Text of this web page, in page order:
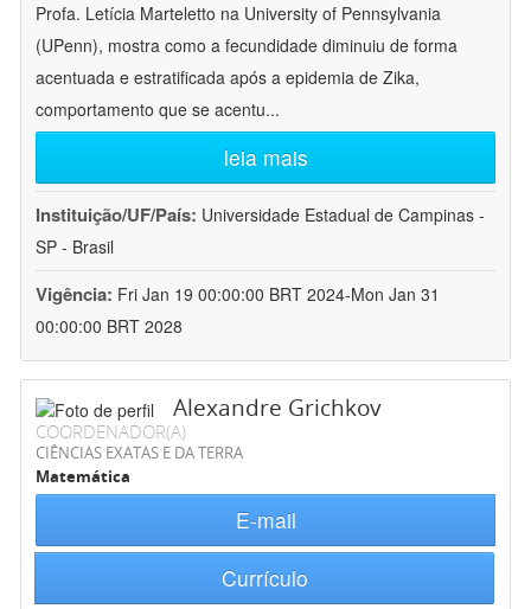
Profa. Letícia Marteletto na University of Pennsylvania
(UPenn), mostra como a fecundidade diminuiu de forma
acentuada e estratificada após a epidemia de Zika,
comportamento que se acentu...
leia mais
Instituição/UF/País: Universidade Estadual de Campinas -
SP - Brasil
Vigência: Fri Jan 19 00:00:00 BRT 2024-Mon Jan 31
00:00:00 BRT 2028
Alexandre Grichkov
COORDENADOR(A)
CIÊNCIAS EXATAS E DA TERRA
Matemática
E-mail
Currículo